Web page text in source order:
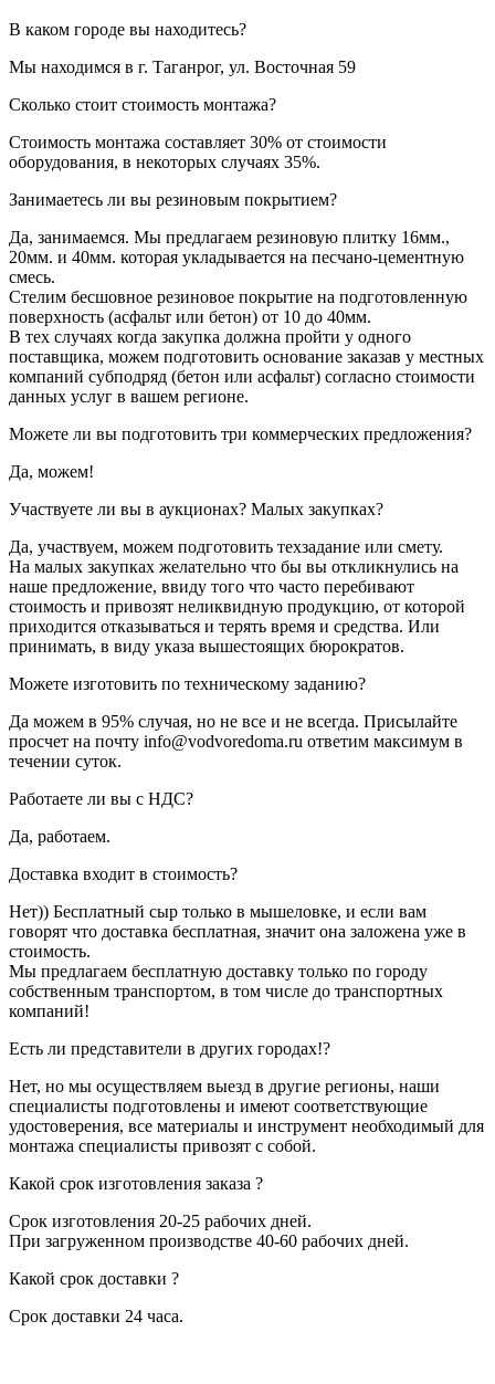
В каком городе вы находитесь?
Мы находимся в г. Таганрог, ул. Восточная 59
Сколько стоит стоимость монтажа?
Стоимость монтажа составляет 30% от стоимости
оборудования, в некоторых случаях 35%.
Занимаетесь ли вы резиновым покрытием?
Да, занимаемся. Мы предлагаем резиновую плитку 16мм.,
20мм. и 40мм. которая укладывается на песчано-цементную
смесь.
Стелим бесшовное резиновое покрытие на подготовленную
поверхность (асфальт или бетон) от 10 до 40мм.
В тех случаях когда закупка должна пройти у одного
поставщика, можем подготовить основание заказав у местных
компаний субподряд (бетон или асфальт) согласно стоимости
данных услуг в вашем регионе.
Можете ли вы подготовить три коммерческих предложения?
Да, можем!
Участвуете ли вы в аукционах? Малых закупках?
Да, участвуем, можем подготовить техзадание или смету.
На малых закупках желательно что бы вы откликнулись на
наше предложение, ввиду того что часто перебивают
стоимость и привозят неликвидную продукцию, от которой
приходится отказываться и терять время и средства. Или
принимать, в виду указа вышестоящих бюрократов.
Можете изготовить по техническому заданию?
Да можем в 95% случая, но не все и не всегда. Присылайте
просчет на почту info@vodvoredoma.ru ответим максимум в
течении суток.
Работаете ли вы с НДС?
Да, работаем.
Доставка входит в стоимость?
Нет)) Бесплатный сыр только в мышеловке, и если вам
говорят что доставка бесплатная, значит она заложена уже в
стоимость.
Мы предлагаем бесплатную доставку только по городу
собственным транспортом, в том числе до транспортных
компаний!
Есть ли представители в других городах!?
Нет, но мы осуществляем выезд в другие регионы, наши
специалисты подготовлены и имеют соответствующие
удостоверения, все материалы и инструмент необходимый для
монтажа специалисты привозят с собой.
Какой срок изготовления заказа ?
Срок изготовления 20-25 рабочих дней.
При загруженном производстве 40-60 рабочих дней.
Какой срок доставки ?
Срок доставки 24 часа.